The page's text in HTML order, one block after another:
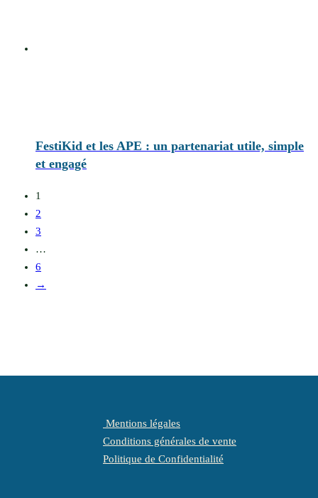
FestiKid et les APE : un partenariat utile, simple
et engagé
1
2
3
…
6
→
Mentions légales
Conditions générales de vente
Politique de Confidentialité